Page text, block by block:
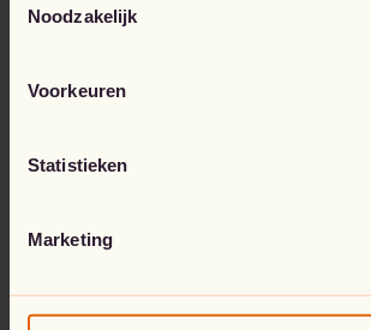
Noodzakelijk
Voorkeuren
Statistieken
Marketing